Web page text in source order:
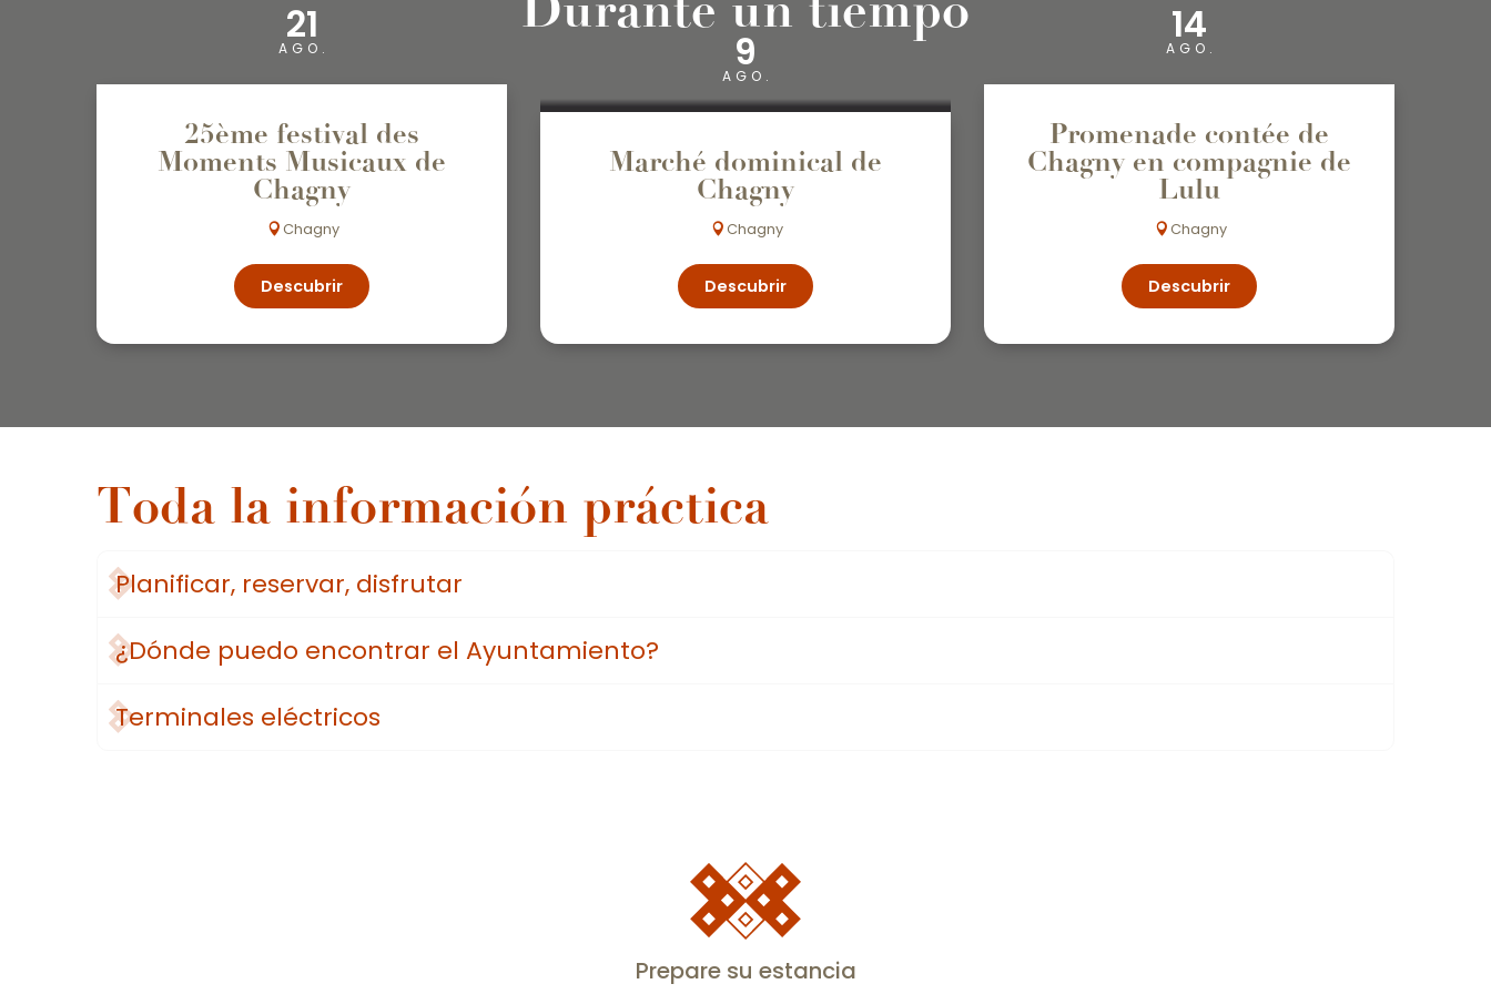
21
AGO.
25ème festival des
Moments Musicaux de
Chagny
Chagny
Descubrir
9
AGO.
Marché dominical de
Chagny
Chagny
Descubrir
14
AGO.
Promenade contée de
Chagny en compagnie de
Lulu
Chagny
Descubrir
Toda la información práctica
Planificar, reservar, disfrutar
¿Dónde puedo encontrar el Ayuntamiento?
Terminales eléctricos
Prepare su estancia